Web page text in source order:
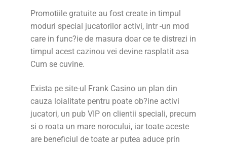
Promotiile gratuite au fost create in timpul
moduri special jucatorilor activi, intr -un mod
care in func?ie de masura doar ce te distrezi in
timpul acest cazinou vei devine rasplatit asa
Cum se cuvine.
Exista pe site-ul Frank Casino un plan din
cauza loialitate pentru poate ob?ine activi
jucatori, un pub VIP on clientii speciali, precum
si o roata un mare norocului, iar toate aceste
are beneficiul de toate ar putea aduce prin